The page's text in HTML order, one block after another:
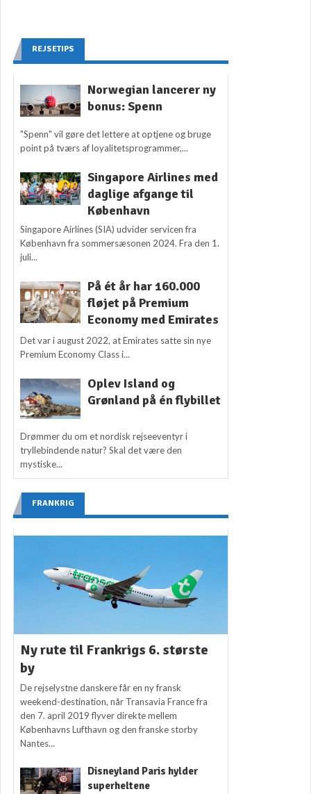
REJSETIPS
Norwegian lancerer ny
bonus: Spenn
"Spenn" vil gøre det lettere at optjene og bruge
point på tværs af loyalitetsprogrammer,...
Singapore Airlines med
daglige afgange til
København
Singapore Airlines (SIA) udvider servicen fra
København fra sommersæsonen 2024. Fra den 1.
juli...
På ét år har 160.000
fløjet på Premium
Economy med Emirates
Det var i august 2022, at Emirates satte sin nye
Premium Economy Class i...
Oplev Island og
Grønland på én flybillet
Drømmer du om et nordisk rejseeventyr i
tryllebindende natur? Skal det være den
mystiske...
FRANKRIG
Ny rute til Frankrigs 6. største
by
De rejselystne danskere får en ny fransk
weekend-destination, når Transavia France fra
den 7. april 2019 flyver direkte mellem
Københavns Lufthavn og den franske storby
Nantes...
Disneyland Paris hylder
superheltene